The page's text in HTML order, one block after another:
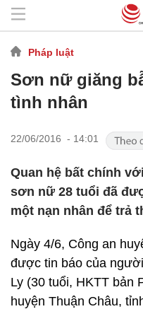
Pháp luật
Sơn nữ giăng
tình nhân
22/06/2016 - 14:01
Quan hệ bất chính
sơn nữ 28 tuổi đã
một nạn nhân để trả
Ngày 4/6, Công an
được tin báo của
Ly (30 tuổi, HKTT bản
huyện Thuận Châu,